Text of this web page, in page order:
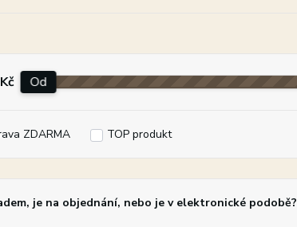
Kč Od
ZDARMA TOP produkt
je na objednání, nebo je v elektronické podobě?